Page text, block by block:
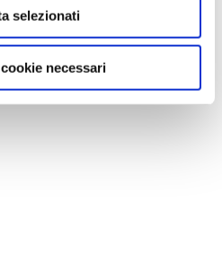
selezionati
necessari